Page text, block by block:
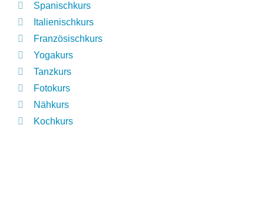
Spanischkurs
Italienischkurs
Französischkurs
Yogakurs
Tanzkurs
Fotokurs
Nähkurs
Kochkurs